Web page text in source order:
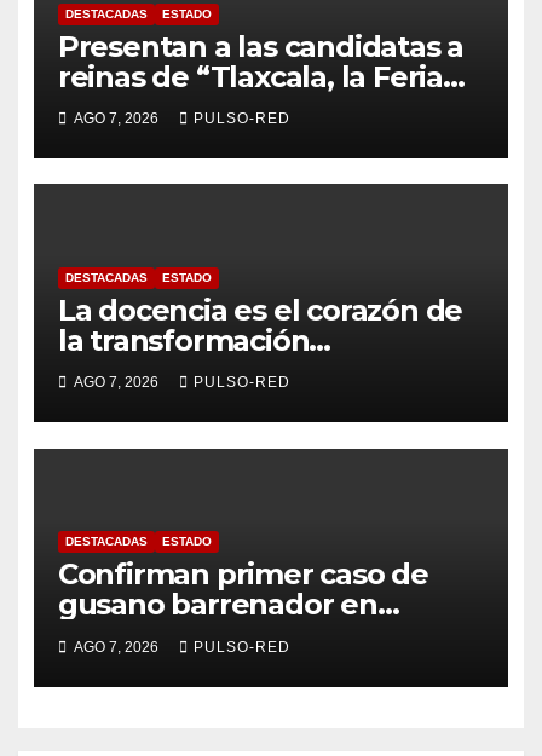
DESTACADAS ESTADO
Presentan a las candidatas a
reinas de “Tlaxcala, la Feria
de Ferias 2026: La Flor
Tlaxcalteca”
AGO 7, 2026 PULSO-RED
DESTACADAS ESTADO
La docencia es el corazón de
la transformación
universitaria: Rector de la
UATx
AGO 7, 2026 PULSO-RED
DESTACADAS ESTADO
Confirman primer caso de
gusano barrenador en
humano en Tlaxcala
AGO 7, 2026 PULSO-RED